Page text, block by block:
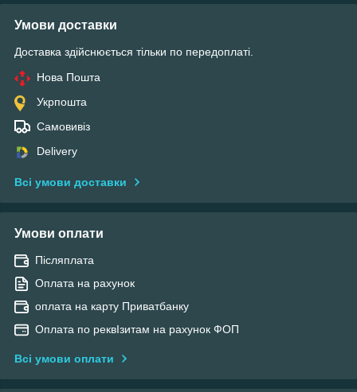
Умови доставки
Доставка здійснюється тільки по передоплаті.
Нова Пошта
Укрпошта
Самовивіз
Delivery
Всі умови доставки
Умови оплати
Післяплата
Оплата на рахунок
оплата на карту Приватбанку
Оплата по реквІзитам на рахунок ФОП
Всі умови оплати